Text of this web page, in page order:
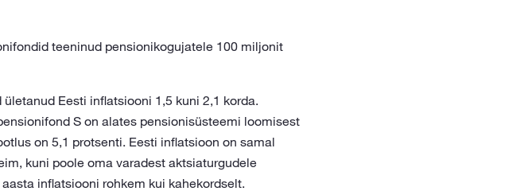
teeninud pensionikogujatele 100 miljonit
Eesti inflatsiooni 1,5 kuni 2,1 korda.
S on alates pensionisüsteemi loomisest
on 5,1 protsenti. Eesti inflatsioon on samal
kuni poole oma varadest aktsiaturgudele
inflatsiooni rohkem kui kahekordselt.